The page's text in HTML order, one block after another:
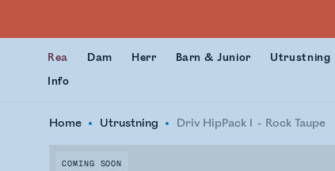
Rea Dam Herr Barn & Junior Utrustning
Info
Home Utrustning Driv HipPack 1 Rock Taupe
COMING SOON